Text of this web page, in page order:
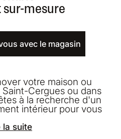
mesure
avec le magasin
votre maison ou
Cergues ou dans
à la recherche d'un
intérieur pour vous
? L'équipe de
du magasin
la suite